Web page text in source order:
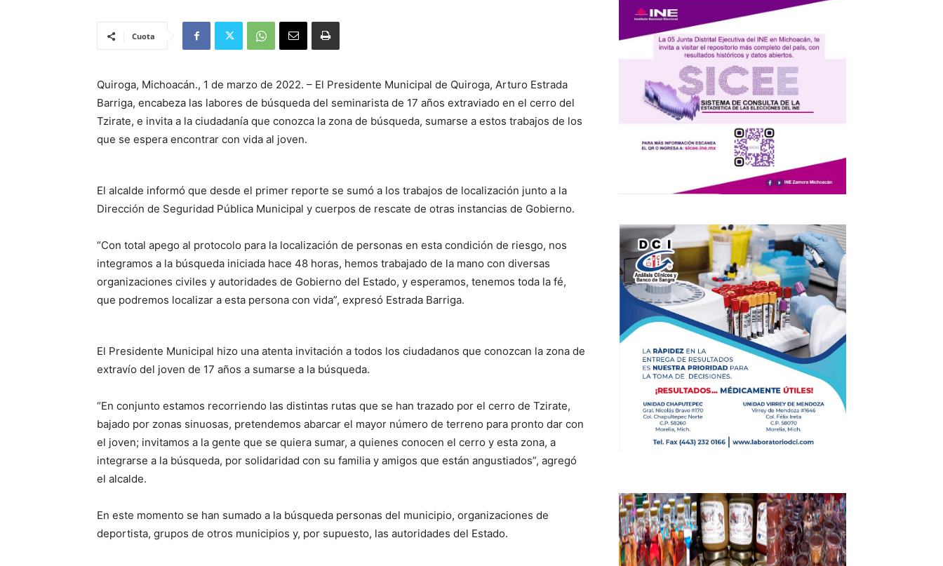
Cuota
Quiroga, Michoacán., 1 de marzo de 2022. – El Presidente Municipal de Quiroga, Arturo Estrada
Barriga, encabeza las labores de búsqueda del seminarista de 17 años extraviado en el cerro del
Tzirate, e invita a la ciudadanía que conozca la zona de búsqueda, sumarse a estos trabajos de los
que se espera encontrar con vida al joven.
El alcalde informó que desde el primer reporte se sumó a los trabajos de localización junto a la
Dirección de Seguridad Pública Municipal y cuerpos de rescate de otras instancias de Gobierno.
“Con total apego al protocolo para la localización de personas en esta condición de riesgo, nos
integramos a la búsqueda iniciada hace 48 horas, hemos trabajado de la mano con diversas
organizaciones civiles y autoridades de Gobierno del Estado, y esperamos, tenemos toda la fé,
que podremos localizar a esta persona con vida”, expresó Estrada Barriga.
El Presidente Municipal hizo una atenta invitación a todos los ciudadanos que conozcan la zona de
extravío del joven de 17 años a sumarse a la búsqueda.
“En conjunto estamos recorriendo las distintas rutas que se han trazado por el cerro de Tzirate,
bajado por zonas sinuosas, pretendemos abarcar el mayor número de terreno para pronto dar con
el joven; invitamos a la gente que se quiera sumar, a quienes conocen el cerro y esta zona, a
integrarse a la búsqueda, por solidaridad con su familia y amigos que están angustiados”, agregó
el alcalde.
En este momento se han sumado a la búsqueda personas del municipio, organizaciones de
deportista, grupos de otros municipios y, por supuesto, las autoridades del Estado.